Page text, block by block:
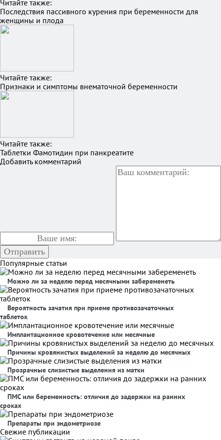
Читайте также:
Последствия пассивного курения при беременности для
женщины и плода
Читайте также:
Признаки и симптомы внематочной беременности
Читайте также:
Таблетки Фамотидин при панкреатите
Добавить комментарий
Популярные статьи
Можно ли за неделю перед месячными забеременеть
Вероятность зачатия при приеме противозачаточных
таблеток
Имплантационное кровотечение или месячные
Причины кровянистых выделений за неделю до месячных
Прозрачные слизистые выделения из матки
ПМС или беременность: отличия до задержки на ранних
сроках
Препараты при эндометриозе
Свежие публикации